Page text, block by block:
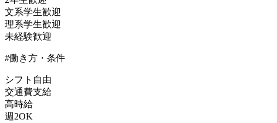
文系学生歓迎
理系学生歓迎
未経験歓迎
#働き方・条件
シフト自由
交通費支給
高時給
週2OK